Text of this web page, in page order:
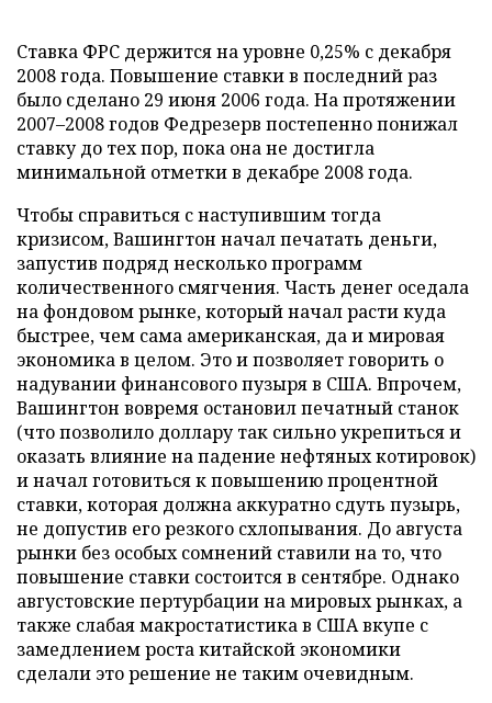
Ставка ФРС держится на уровне 0,25% с декабря
2008 года. Повышение ставки в последний раз
было сделано 29 июня 2006 года. На протяжении
2007–2008 годов Федрезерв постепенно понижал
ставку до тех пор, пока она не достигла
минимальной отметки в декабре 2008 года.
Чтобы справиться с наступившим тогда
кризисом, Вашингтон начал печатать деньги,
запустив подряд несколько программ
количественного смягчения. Часть денег оседала
на фондовом рынке, который начал расти куда
быстрее, чем сама американская, да и мировая
экономика в целом. Это и позволяет говорить о
надувании финансового пузыря в США. Впрочем,
Вашингтон вовремя остановил печатный станок
(что позволило доллару так сильно укрепиться и
оказать влияние на падение нефтяных котировок)
и начал готовиться к повышению процентной
ставки, которая должна аккуратно сдуть пузырь,
не допустив его резкого схлопывания. До августа
рынки без особых сомнений ставили на то, что
повышение ставки состоится в сентябре. Однако
августовские пертурбации на мировых рынках, а
также слабая макростатистика в США вкупе с
замедлением роста китайской экономики
сделали это решение не таким очевидным.